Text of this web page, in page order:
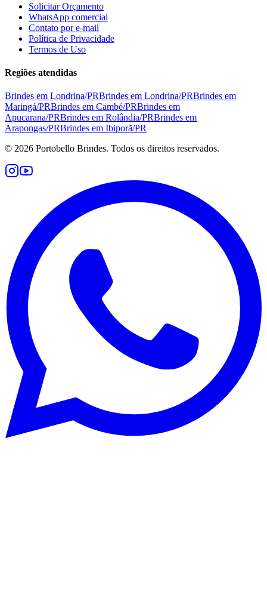
Solicitar Orçamento
WhatsApp comercial
Contato por e-mail
Política de Privacidade
Termos de Uso
Regiões atendidas
Brindes em Londrina/PRBrindes em Londrina/PRBrindes em
Maringá/PRBrindes em Cambé/PRBrindes em
Apucarana/PRBrindes em Rolândia/PRBrindes em
Arapongas/PRBrindes em Ibiporã/PR
© 2026 Portobello Brindes. Todos os direitos reservados.